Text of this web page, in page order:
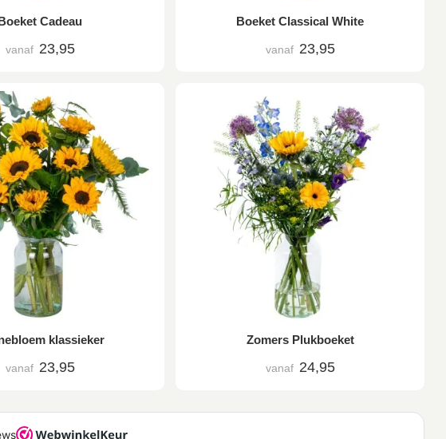
Cadeau
vanaf 23,95
Boeket Classical White
vanaf 23,95
klassieker
vanaf 23,95
Zomers Plukboeket
vanaf 24,95